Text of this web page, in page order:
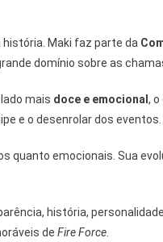
Maki faz parte da
domínio sobre as
lado mais doce e emocional ,
e o desenrolar dos eventos.
quanto emocionais. Sua
história,
de Fire Force